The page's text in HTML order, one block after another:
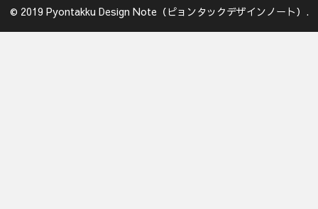
© 2019 Pyontakku Design Note（ピョンタックデザインノート）.